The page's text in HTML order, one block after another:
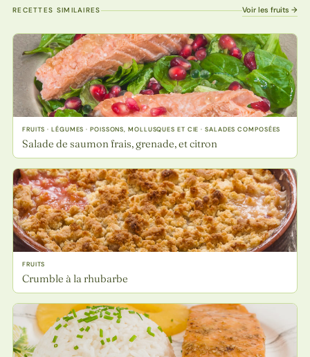
RECETTES SIMILAIRES Voir les fruits →
FRUITS · LÉGUMES · POISSONS, MOLLUSQUES ET CIE · SALADES COMPOSÉES
Salade de saumon frais, grenade, et citron
FRUITS
Crumble à la rhubarbe